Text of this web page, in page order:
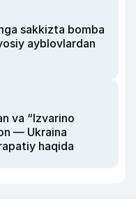
sakkizta bomba
ayblovlardan
va “Izvarino
— Ukraina
haqida